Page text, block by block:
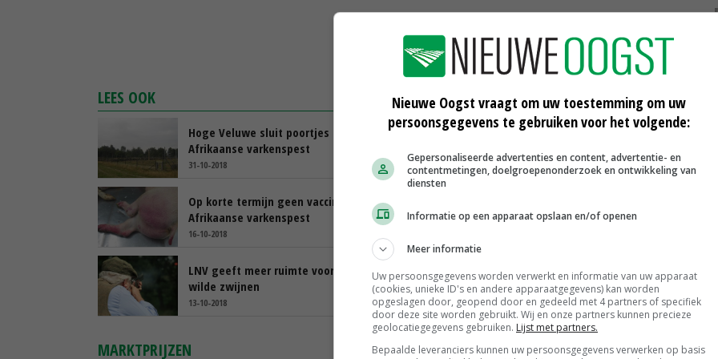
LEES OOK
Hoge Veluwe sluit poortjes tegen
Afrikaanse varkenspest
31-10-2018
Voorlopig geen ophokplicht varkens
22-10-2018
Op korte termijn geen vaccin tegen
Afrikaanse varkenspest
16-10-2018
uitbreiding wildezwijnenjacht
LNV geeft meer ruimte voor jacht op
wilde zwijnen
13-10-2018
Grote prijsverschillen door Afrikaanse
varkenspest
13-10-2018
MARKTPRIJZEN
Nieuwe Oogst vraagt om uw toestemming om uw
persoonsgegevens te gebruiken voor het volgende:
Gepersonaliseerde advertenties en content, advertentie- en
contentmetingen, doelgroepenonderzoek en ontwikkeling van
diensten
Informatie op een apparaat opslaan en/of openen
Meer informatie
Uw persoonsgegevens worden verwerkt en informatie van uw apparaat
(cookies, unieke ID's en andere apparaatgegevens) kan worden
opgeslagen door, geopend door en gedeeld met 4 partners of specifiek
door deze site worden gebruikt. Wij en onze partners kunnen precieze
geolocatiegegevens gebruiken. Lijst met partners.
Bepaalde leveranciers kunnen uw persoonsgegevens verwerken op basis